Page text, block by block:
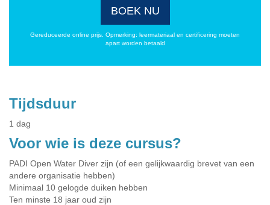
BOEK NU
Gereduceerde online prijs. Opmerking: leermateriaal en certificering moeten
apart worden betaald
Tijdsduur
1 dag
Voor wie is deze cursus?
PADI Open Water Diver zijn (of een gelijkwaardig brevet van een
andere organisatie hebben)
Minimaal 10 gelogde duiken hebben
Ten minste 18 jaar oud zijn